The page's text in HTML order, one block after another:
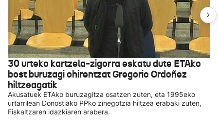
30 urteko kartzela-zigorra eskatu dute ETAko
bost buruzagi ohirentzat Gregorio Ordoñez
hiltzeagatik
Akusatuek ETAko buruzagitza osatzen zuten, eta 1995eko
urtarrilean Donostiako PPko zinegotzia hiltzea erabaki zuten,
Fiskaltzaren idazkiaren arabera.